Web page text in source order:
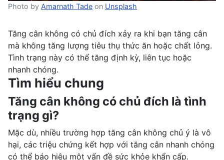
Photo by Amarnath Tade on Unsplash
Tăng cân không có chủ đích xảy ra khi bạn tăng cân
mà không tăng lượng tiêu thụ thức ăn hoặc chất lỏng.
Tình trạng này có thể tăng định kỳ, liên tục hoặc
nhanh chóng.
Tìm hiểu chung
Tăng cân không có chủ đích là tình
trạng gì?
Mặc dù, nhiều trường hợp tăng cân không chủ ý là vô
hại, các triệu chứng kết hợp với tăng cân nhanh chóng
có thể báo hiệu một vấn đề sức khỏe khẩn cấp.